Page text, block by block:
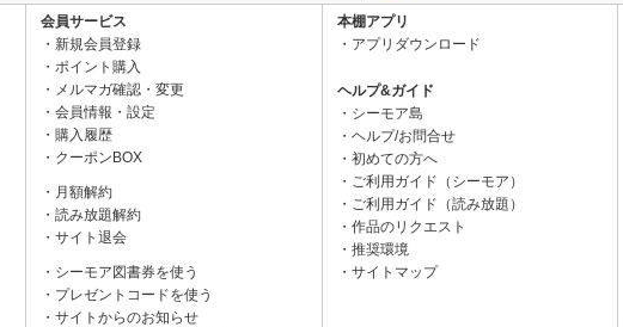
会員サービス
新規会員登録
ポイント購入
メルマガ確認・変更
会員情報・設定
購入履歴
クーポンBOX
月額解約
読み放題解約
サイト退会
シーモア図書券を使う
プレゼントコードを使う
サイトからのお知らせ
本棚アプリ
アプリダウンロード
ヘルプ&ガイド
シーモア島
ヘルプ/お問合せ
初めての方へ
ご利用ガイド（シーモア）
ご利用ガイド（読み放題）
作品のリクエスト
推奨環境
サイトマップ